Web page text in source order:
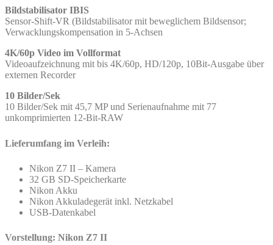
Bildstabilisator IBIS
Sensor-Shift-VR (Bildstabilisator mit beweglichem Bildsensor;
Verwacklungskompensation in 5-Achsen
4K/60p Video im Vollformat
Videoaufzeichnung mit bis 4K/60p, HD/120p, 10Bit-Ausgabe über
externen Recorder
10 Bilder/Sek
10 Bilder/Sek mit 45,7 MP und Serienaufnahme mit 77
unkomprimierten 12-Bit-RAW
Lieferumfang im Verleih:
Nikon Z7 II – Kamera
32 GB SD-Speicherkarte
Nikon Akku
Nikon Akkuladegerät inkl. Netzkabel
USB-Datenkabel
Vorstellung: Nikon Z7 II